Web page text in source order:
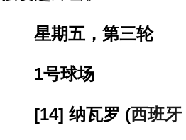
星期五，第三轮
1号球场
[14] 纳瓦罗 (西班牙